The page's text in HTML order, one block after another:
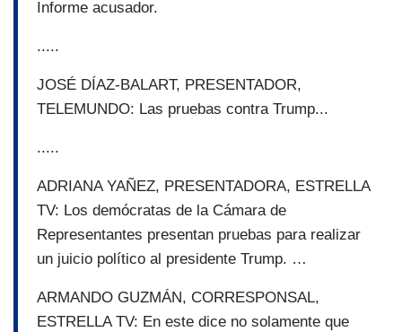
Informe acusador.
.....
JOSÉ DÍAZ-BALART, PRESENTADOR,
TELEMUNDO: Las pruebas contra Trump...
.....
ADRIANA YAÑEZ, PRESENTADORA, ESTRELLA
TV: Los demócratas de la Cámara de
Representantes presentan pruebas para realizar
un juicio político al presidente Trump. …
ARMANDO GUZMÁN, CORRESPONSAL,
ESTRELLA TV: En este dice no solamente que